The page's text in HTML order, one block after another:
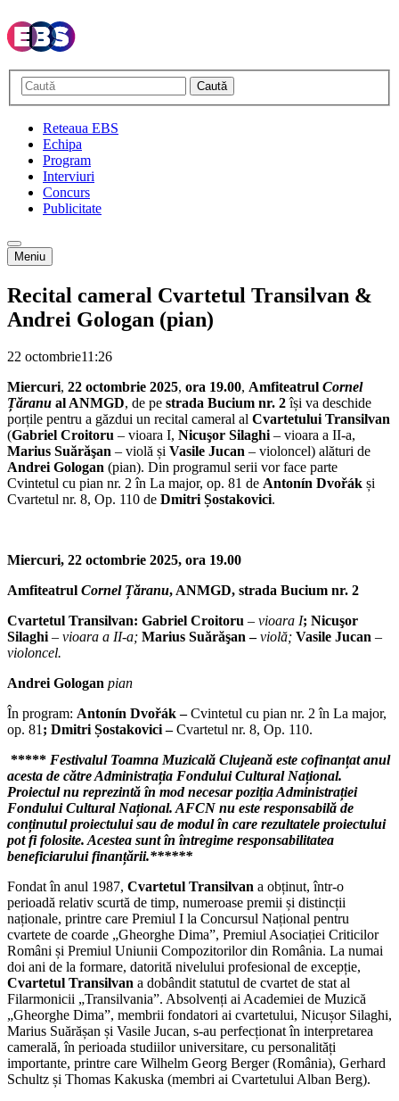
Caută
Reteaua EBS
Echipa
Program
Interviuri
Concurs
Publicitate
Meniu
Recital cameral Cvartetul Transilvan &
Andrei Gologan (pian)
22 octombrie11:26
Miercuri, 22 octombrie 2025, ora 19.00, Amfiteatrul Cornel
Țăranu al ANMGD, de pe strada Bucium nr. 2își va deschide
porțile pentru a găzdui un recital cameral al Cvartetului Transilvan
(Gabriel Croitoru – vioara I, Nicuşor Silaghi– vioara a II-a,
Marius Suărăşan – violă și Vasile Jucan – violoncel) alături de
Andrei Gologan (pian). Din programul serii vor face parte
Cvintetul cu pian nr. 2 în La major, op. 81 de Antonín Dvořák și
Cvartetul nr. 8, Op. 110 de Dmitri Șostakovici.
Miercuri, 22 octombrie 2025, ora 19.00
Amfiteatrul Cornel Țăranu, ANMGD, strada Bucium nr. 2
Cvartetul Transilvan: Gabriel Croitoru – vioara I; Nicuşor
Silaghi– vioara a II-a; Marius Suărăşan – violă; Vasile Jucan –
violoncel.
Andrei Gologan pian
În program: Antonín Dvořák –Cvintetul cu pian nr. 2 în La major,
op. 81; Dmitri Șostakovici –Cvartetul nr. 8, Op. 110.
***** Festivalul Toamna Muzicală Clujeană este cofinanțat anul
acesta de către Administrația Fondului Cultural Național.
Proiectul nu reprezintă în mod necesar poziția Administrației
Fondului Cultural Național. AFCN nu este responsabilă de
conținutul proiectului sau de modul în care rezultatele proiectului
pot fi folosite. Acestea sunt în întregime responsabilitatea
beneficiarului finanțării.******
Fondat în anul 1987, Cvartetul Transilvan a obținut, într-o
perioadă relativ scurtă de timp, numeroase premii și distincții
naționale, printre care Premiul I la Concursul Național pentru
cvartete de coarde „Gheorghe Dima”, Premiul Asociației Criticilor
Români și Premiul Uniunii Compozitorilor din România. La numai
doi ani de la formare, datorită nivelului profesional de excepție,
Cvartetul Transilvan a dobândit statutul de cvartet de stat al
Filarmonicii „Transilvania”. Absolvenți ai Academiei de Muzică
„Gheorghe Dima”, membrii fondatori ai cvartetului, Nicușor Silaghi,
Marius Suărășan și Vasile Jucan, s-au perfecționat în interpretarea
camerală, în perioada studiilor universitare, cu personalități
importante, printre care Wilhelm Georg Berger (România), Gerhard
Schultz și Thomas Kakuska (membri ai Cvartetului Alban Berg).